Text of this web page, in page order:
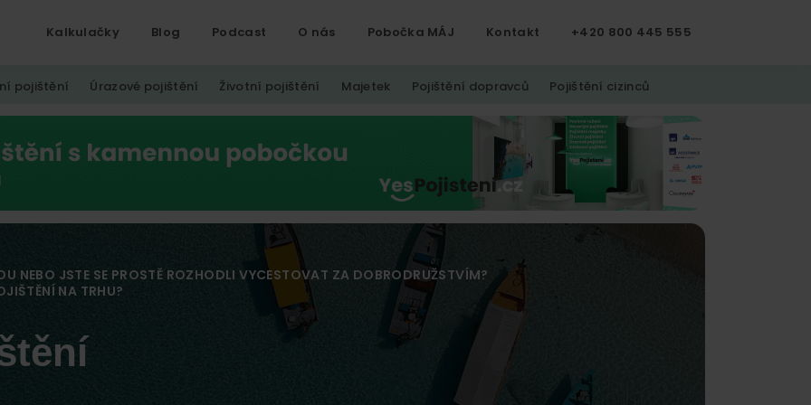
Kalkulačky Blog Podcast O nás Pobočka MÁJ Kontakt +420 800 445 555
pojištění Úrazové pojištění Životní pojištění Majetek Pojištění dopravců Pojištění cizinců
NEBO JSTE SE PROSTĚ ROZHODLI VYCESTOVAT ZA DOBRODRUŽSTVÍM?
NA TRHU?